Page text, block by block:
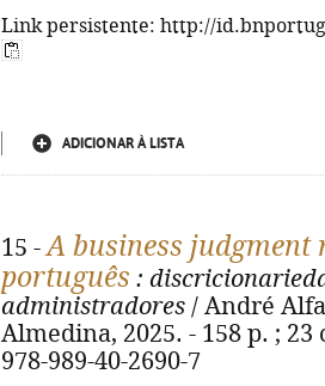
Link persistente: http://
ADICIONAR À LISTA
15 -A business
português :
administradores / André
Almedina, 2025. - 158 p. ;
978-989-40-2690-7